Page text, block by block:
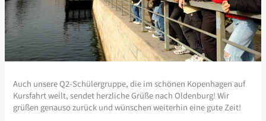
Auch unsere Q2-Schülergruppe, die im schönen Kopenhagen auf
Kursfahrt weilt, sendet herzliche Grüße nach Oldenburg! Wir
grüßen genauso zurück und wünschen weiterhin eine gute Zeit!